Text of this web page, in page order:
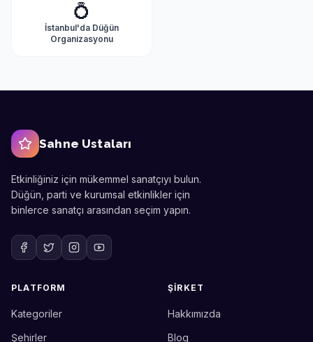
💍
İstanbul'da Düğün
Organizasyonu
Sahne Ustaları
Etkinliğiniz için mükemmel sanatçıyı bulun.
Düğün, parti ve kurumsal etkinlikler için
binlerce sanatçı arasından seçim yapın.
PLATFORM
Kategoriler
Şehirler
ŞIRKET
Hakkımızda
Blog
Etkinlik uzmanınız